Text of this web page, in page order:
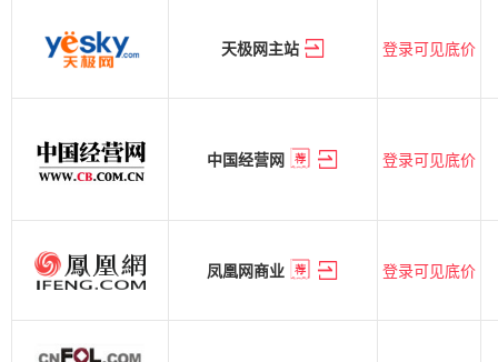
天极网主站 登录可见底价
中国经营网 登录可见底价
凤凰网商业 登录可见底价